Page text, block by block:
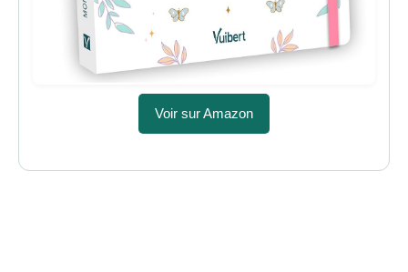
Voir sur Amazon